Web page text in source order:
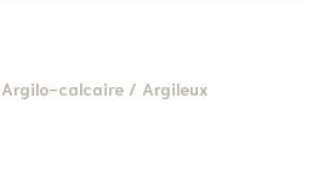
Argilo-calcaire / Argileux